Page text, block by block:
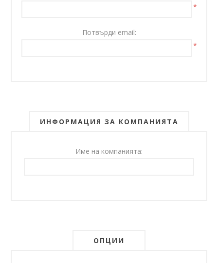
*
Потвърди email:
*
ИНФОРМАЦИЯ ЗА КОМПАНИЯТА
Име на компанията:
ОПЦИИ